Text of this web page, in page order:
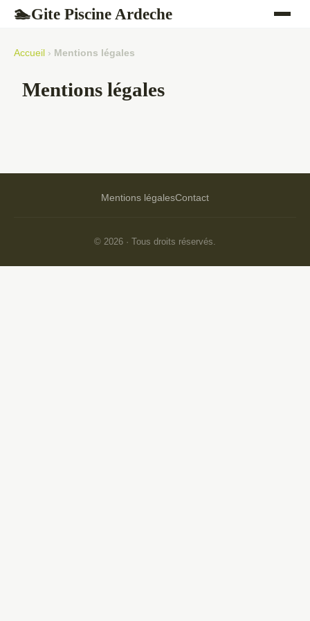
🏊Gite Piscine Ardeche
Accueil › Mentions légales
Mentions légales
Mentions légalesContact
© 2026 · Tous droits réservés.